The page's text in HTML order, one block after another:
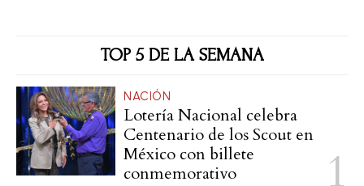
TOP 5 DE LA SEMANA
NACIÓN
Lotería Nacional celebra
Centenario de los Scout en
México con billete
conmemorativo